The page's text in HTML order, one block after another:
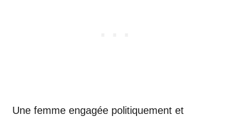
Une femme engagée politiquement et